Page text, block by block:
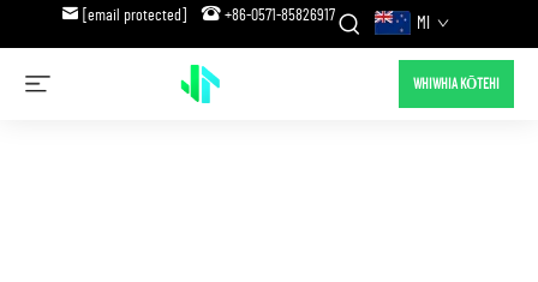
[email protected] +86-0571-85826917 MI
WHIWHIA KŌTEHI